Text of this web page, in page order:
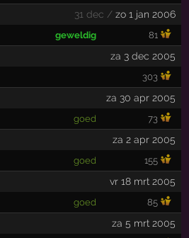
31 dec /zo 1 jan 2006
geweldig 81
za 3 dec 2005
303
za 30 apr 2005
goed 73
za 2 apr 2005
goed 155
vr 18 mrt 2005
goed 85
za 5 mrt 2005